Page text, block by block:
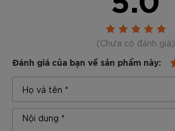
(Chưa có đánh giá)
Đánh giá của bạn về sản phẩm này: